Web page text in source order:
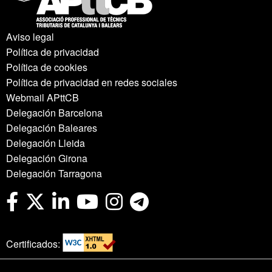
Aviso legal
Política de privacidad
Política de cookies
Política de privacidad en redes sociales
Webmail APttCB
Delegación Barcelona
Delegación Baleares
Delegación Lleida
Delegación Girona
Delegación Tarragona
Certificados: